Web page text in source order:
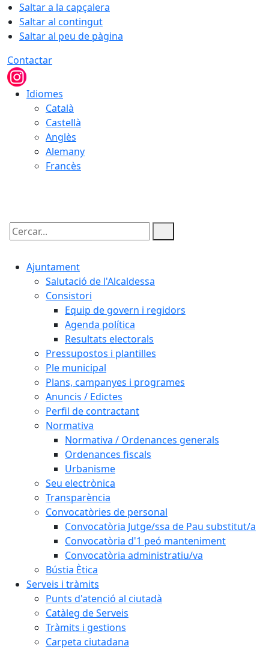
Saltar a la capçalera
Saltar al contingut
Saltar al peu de pàgina
Contactar
Idiomes
Català
Castellà
Anglès
Alemany
Francès
Cercar:
Ajuntament
Salutació de l'Alcaldessa
Consistori
Equip de govern i regidors
Agenda política
Resultats electorals
Pressupostos i plantilles
Ple municipal
Plans, campanyes i programes
Anuncis / Edictes
Perfil de contractant
Normativa
Normativa / Ordenances generals
Ordenances fiscals
Urbanisme
Seu electrònica
Transparència
Convocatòries de personal
Convocatòria Jutge/ssa de Pau substitut/a
Convocatòria d'1 peó manteniment
Convocatòria administratiu/va
Bústia Ètica
Serveis i tràmits
Punts d'atenció al ciutadà
Catàleg de Serveis
Tràmits i gestions
Carpeta ciutadana